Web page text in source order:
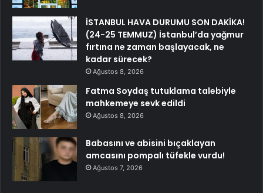
İSTANBUL HAVA DURUMU SON DAKİKA!
(24-25 TEMMUZ) İstanbul’da yağmur
fırtına ne zaman başlayacak, ne
kadar sürecek?
Ağustos 8, 2026
Fatma Soydaş tutuklama talebiyle
mahkemeye sevk edildi
Ağustos 8, 2026
Babasını ve abisini bıçaklayan
amcasını pompalı tüfekle vurdu!
Ağustos 7, 2026